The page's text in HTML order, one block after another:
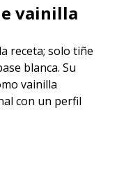
vainilla
receta; solo tiñe
blanca. Su
vainilla
con un perfil